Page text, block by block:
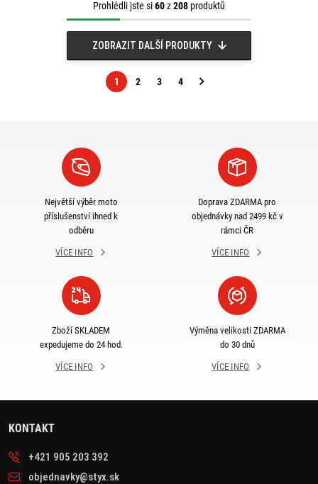
Prohlédli jste si60z208produktů
ZOBRAZIT DALŠÍ PRODUKTY
1 2 3 4
Následující
Největší výběr moto
příslušenství ihned k
odběru
VÍCE INFO
Doprava ZDARMA pro
objednávky nad 2499 kč v
rámci ČR
VÍCE INFO
Zboží SKLADEM
expedujeme do 24 hod.
VÍCE INFO
Výměna velikosti ZDARMA
do 30 dnů
VÍCE INFO
KONTAKT
+421 905 203 392
objednavky@styx.sk